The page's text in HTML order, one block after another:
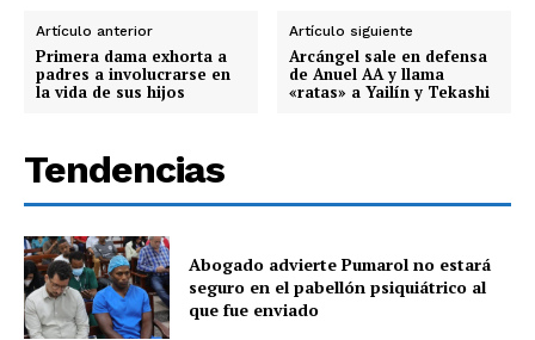
Artículo anterior
Primera dama exhorta a
padres a involucrarse en
la vida de sus hijos
Artículo siguiente
Arcángel sale en defensa
de Anuel AA y llama
«ratas» a Yailín y Tekashi
Tendencias
Abogado advierte Pumarol no estará
seguro en el pabellón psiquiátrico al
que fue enviado